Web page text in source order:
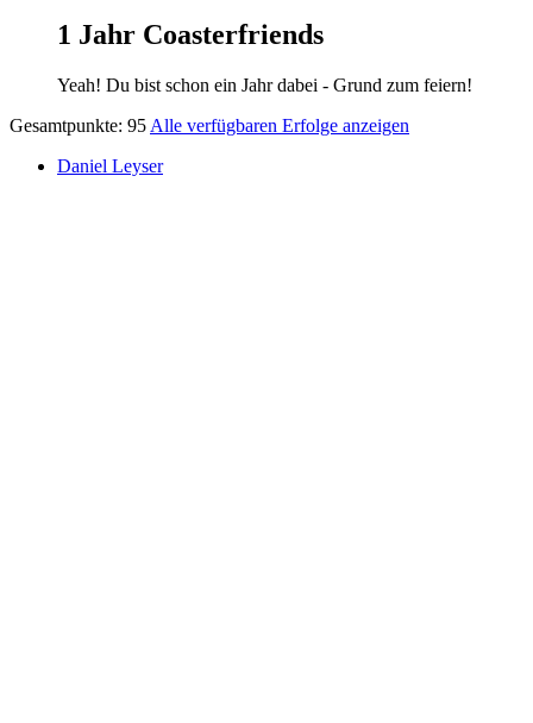
1 Jahr Coasterfriends
Yeah! Du bist schon ein Jahr dabei - Grund zum feiern!
Gesamtpunkte: 95 Alle verfügbaren Erfolge anzeigen
Daniel Leyser